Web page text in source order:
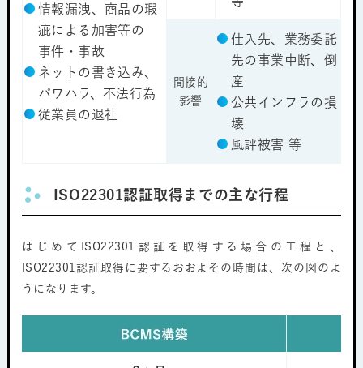
情報漏洩、商品の瑕
疵による加害等の
事件・事故
ネットの書き込み、
パワハラ、不法行為
従業員の退社
間接的
影響
仕入先、業務委託
先の事業中断、倒
産
公共インフラの損
壊
風評被害 等
ISO22301認証取得までの主な行程
はじめてISO22301認証を取得する場合の工程と、
ISO22301認証取得に要するおおよその時間は、次の図のよ
うになります。